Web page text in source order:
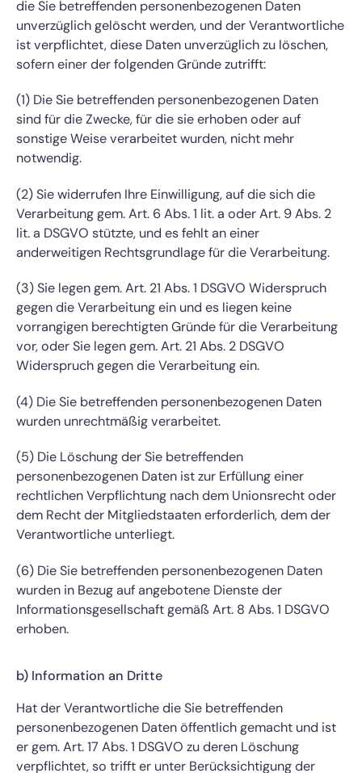
die Sie betreffenden personenbezogenen Daten
unverzüglich gelöscht werden, und der Verantwortliche
ist verpflichtet, diese Daten unverzüglich zu löschen,
sofern einer der folgenden Gründe zutrifft:
(1) Die Sie betreffenden personenbezogenen Daten
sind für die Zwecke, für die sie erhoben oder auf
sonstige Weise verarbeitet wurden, nicht mehr
notwendig.
(2) Sie widerrufen Ihre Einwilligung, auf die sich die
Verarbeitung gem. Art. 6 Abs. 1 lit. a oder Art. 9 Abs. 2
lit. a DSGVO stützte, und es fehlt an einer
anderweitigen Rechtsgrundlage für die Verarbeitung.
(3) Sie legen gem. Art. 21 Abs. 1 DSGVO Widerspruch
gegen die Verarbeitung ein und es liegen keine
vorrangigen berechtigten Gründe für die Verarbeitung
vor, oder Sie legen gem. Art. 21 Abs. 2 DSGVO
Widerspruch gegen die Verarbeitung ein.
(4) Die Sie betreffenden personenbezogenen Daten
wurden unrechtmäßig verarbeitet.
(5) Die Löschung der Sie betreffenden
personenbezogenen Daten ist zur Erfüllung einer
rechtlichen Verpflichtung nach dem Unionsrecht oder
dem Recht der Mitgliedstaaten erforderlich, dem der
Verantwortliche unterliegt.
(6) Die Sie betreffenden personenbezogenen Daten
wurden in Bezug auf angebotene Dienste der
Informationsgesellschaft gemäß Art. 8 Abs. 1 DSGVO
erhoben.
b) Information an Dritte
Hat der Verantwortliche die Sie betreffenden
personenbezogenen Daten öffentlich gemacht und ist
er gem. Art. 17 Abs. 1 DSGVO zu deren Löschung
verpflichtet, so trifft er unter Berücksichtigung der